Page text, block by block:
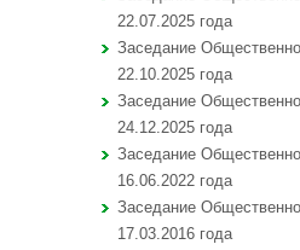
22.07.2025 года
Заседание
22.10.2025 года
Заседание
24.12.2025 года
Заседание
16.06.2022 года
Заседание
17.03.2016 года